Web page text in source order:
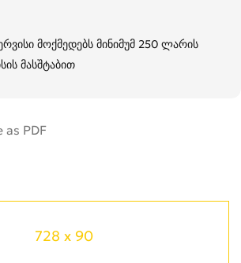
მოქმედებს მინიმუმ 250 ლარის
მასშტაბით
728 x 90